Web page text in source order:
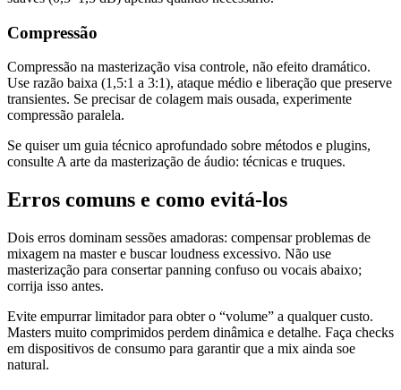
Compressão
Compressão na masterização visa controle, não efeito dramático.
Use razão baixa (1,5:1 a 3:1), ataque médio e liberação que preserve
transientes. Se precisar de colagem mais ousada, experimente
compressão paralela.
Se quiser um guia técnico aprofundado sobre métodos e plugins,
consulte A arte da masterização de áudio: técnicas e truques.
Erros comuns e como evitá-los
Dois erros dominam sessões amadoras: compensar problemas de
mixagem na master e buscar loudness excessivo. Não use
masterização para consertar panning confuso ou vocais abaixo;
corrija isso antes.
Evite empurrar limitador para obter o “volume” a qualquer custo.
Masters muito comprimidos perdem dinâmica e detalhe. Faça checks
em dispositivos de consumo para garantir que a mix ainda soe
natural.